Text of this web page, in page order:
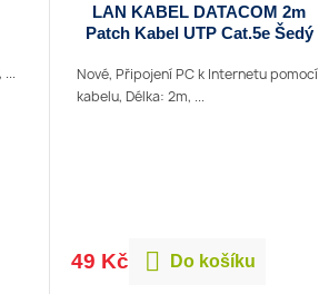
LAN KABEL DATACOM 2m
Patch Kabel UTP Cat.5e Šedý
Nové, Připojení PC k Internetu pomocí
kabelu, Délka: 2m, ...
49 Kč  Do košíku